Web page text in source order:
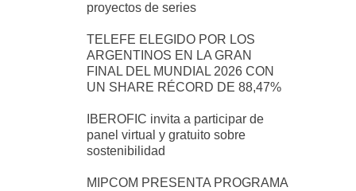
proyectos de series
TELEFE ELEGIDO POR LOS
ARGENTINOS EN LA GRAN
FINAL DEL MUNDIAL 2026 CON
UN SHARE RÉCORD DE 88,47%
IBEROFIC invita a participar de
panel virtual y gratuito sobre
sostenibilidad
MIPCOM PRESENTA PROGRAMA